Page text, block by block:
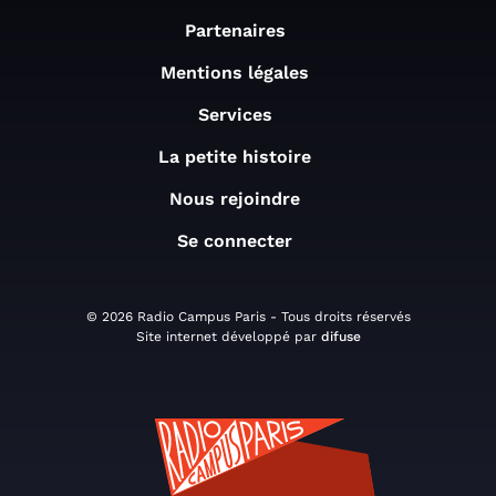
Partenaires
Mentions légales
Services
La petite histoire
Nous rejoindre
Se connecter
© 2026 Radio Campus Paris - Tous droits réservés
Site internet développé par difuse